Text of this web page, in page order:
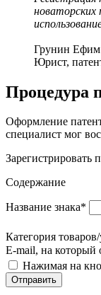
новаторских
Грунин Ефим
Юрист,
Процедура
Оформление
специалист мог
Зарегистрировать
Содержание
Название знака*
Категория
E-mail, на который
Нажимая на
Отправить